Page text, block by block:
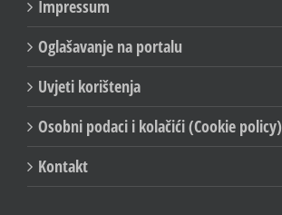
Impressum
Oglašavanje na portalu
Uvjeti korištenja
Osobni podaci i kolačići (Cookie policy)
Kontakt